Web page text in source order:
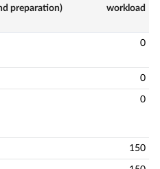
preparation)
workload
0
0
0
150